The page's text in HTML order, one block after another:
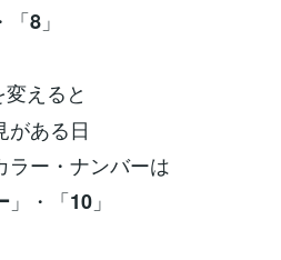
「8 」
えると
る日
ナンバーは
」・「10 」